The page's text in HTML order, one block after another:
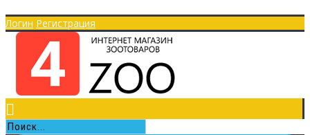
Логин Регистрация